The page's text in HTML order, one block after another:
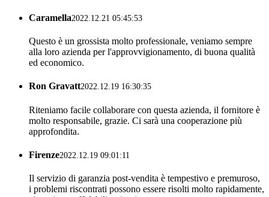
Caramella2022.12.21 05:45:53
Questo è un grossista molto professionale, veniamo sempre
alla loro azienda per l'approvvigionamento, di buona qualità
ed economico.
Ron Gravatt2022.12.19 16:30:35
Riteniamo facile collaborare con questa azienda, il fornitore è
molto responsabile, grazie. Ci sarà una cooperazione più
approfondita.
Firenze2022.12.19 09:01:11
Il servizio di garanzia post-vendita è tempestivo e premuroso,
i problemi riscontrati possono essere risolti molto rapidamente,